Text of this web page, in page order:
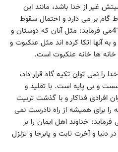
غیر از خدا باشد، مانند این
گام بر می دارد و احتمال سقوط
دارد. قرآن در سوره عنکبوت آیه 41می فرماید: مثل آنان که دوستان و
به آنها اتکا کرده اند مثل عنکبوت و
ها خانه عنکبوت است.
را نمی توان تکیه گاه قرار داد،
سست و بی پایه است. با تقلید و
افرادی فداکار و با گذشت تربیت
برای همیشه از راه نادرست نمی
برد. سوره ابراهیم آیه 27 می فرماید: خداوند اهل ایمان را بر
و آخرت ثابت و پابرجا و تزلزل